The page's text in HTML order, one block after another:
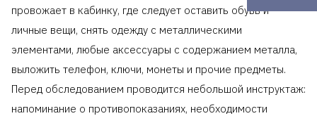
провожает в кабинку, где следует оставить обувь и
личные вещи, снять одежду с металлическими
элементами, любые аксессуары с содержанием металла,
выложить телефон, ключи, монеты и прочие предметы.
Перед обследованием проводится небольшой инструктаж:
напоминание о противопоказаниях, необходимости